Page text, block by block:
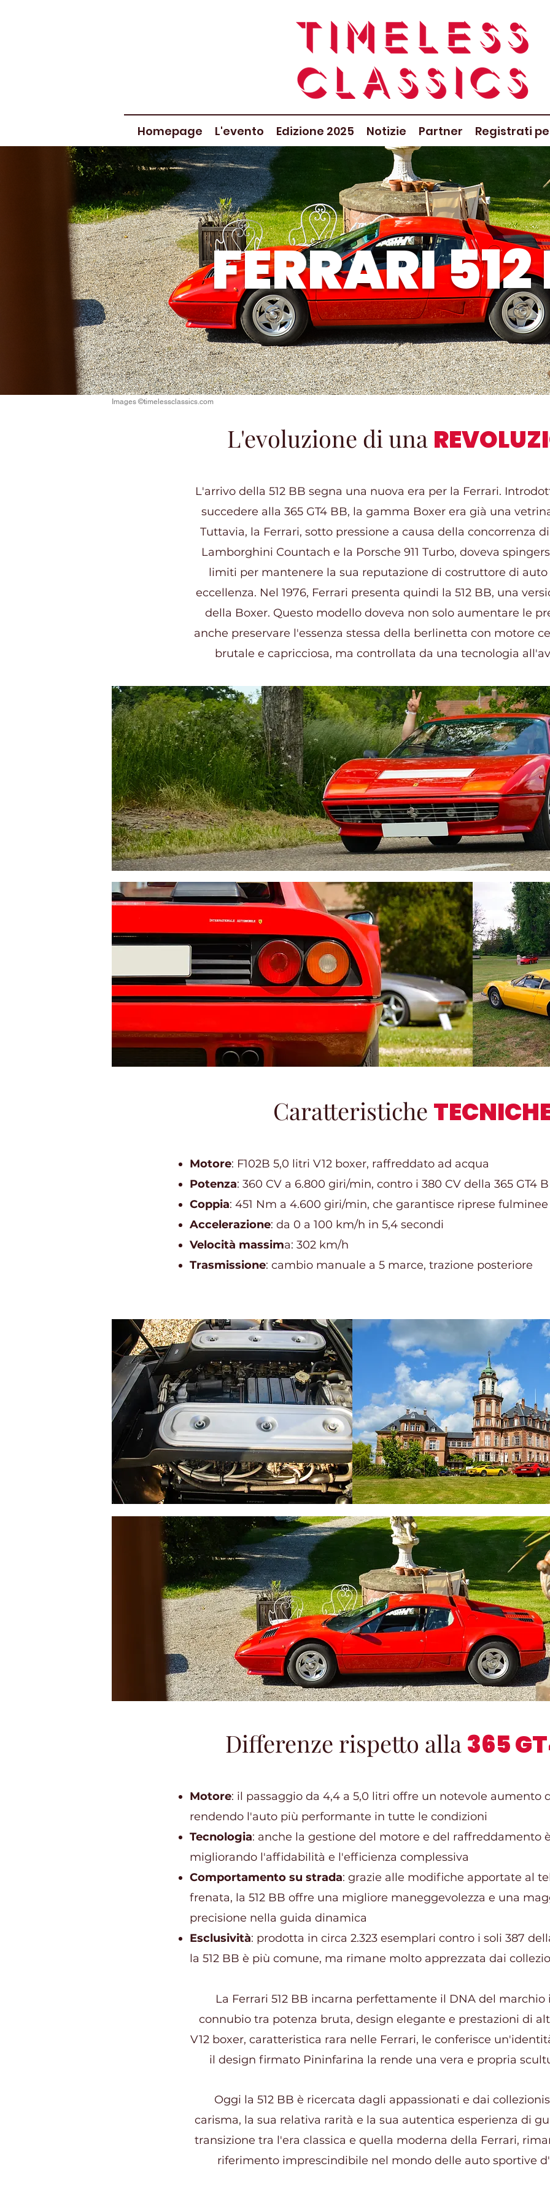
Homepage L'evento Edizione 2025 Notizie Partner Registrati
FERRARI 512
Images ©timelessclassics.com
L'evoluzione di una
L'arrivo della 512 BB segna una nuova era per la Ferrari.
succedere alla 365 GT4 BB, la gamma Boxer era già una
Tuttavia, la Ferrari, sotto pressione a causa della concorrenza
Lamborghini Countach e la Porsche 911 Turbo, doveva
limiti per mantenere la sua reputazione di costruttore di
eccellenza. Nel 1976, Ferrari presenta quindi la 512 BB, una
della Boxer. Questo modello doveva non solo aumentare le
anche preservare l'essenza stessa della berlinetta con motore
brutale e capricciosa, ma controllata da una tecnologia
Caratteristiche
Motore: F102B 5,0 litri V12 boxer, raffreddato ad acqua
Potenza: 360 CV a 6.800 giri/min, contro i 380 CV della 365 GT4
Coppia: 451 Nm a 4.600 giri/min, che garantisce riprese fulminee
Accelerazione: da 0 a 100 km/h in 5,4 secondi
Velocità massima: 302 km/h
Trasmissione: cambio manuale a 5 marce, trazione posteriore
Differenze rispetto alla365
Motore: il passaggio da 4,4 a 5,0 litri offre un notevole aumento
rendendo l'auto più performante in tutte le condizioni
Tecnologia: anche la gestione del motore e del raffreddamento
migliorando l'affidabilità e l'efficienza complessiva
Comportamento su strada: grazie alle modifiche apportate al
frenata, la 512 BB offre una migliore maneggevolezza e una
precisione nella guida dinamica
Esclusività: prodotta in circa 2.323 esemplari contro i soli 387
la 512 BB è più comune, ma rimane molto apprezzata dai
La Ferrari 512 BB incarna perfettamente il DNA del marchio
connubio tra potenza bruta, design elegante e prestazioni di
V12 boxer, caratteristica rara nelle Ferrari, le conferisce
il design firmato Pininfarina la rende una vera e propria
Oggi la 512 BB è ricercata dagli appassionati e dai
carisma, la sua relativa rarità e la sua autentica esperienza di
transizione tra l'era classica e quella moderna della Ferrari,
riferimento imprescindibile nel mondo delle auto sportive